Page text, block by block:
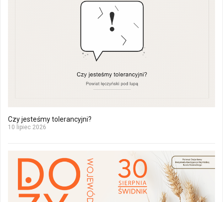
Czy jesteśmy tolerancyjni?
10 lipiec 2026